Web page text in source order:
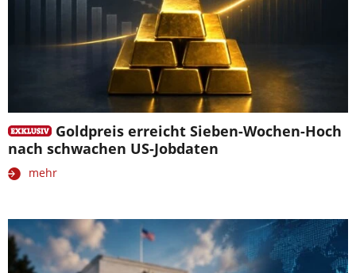
Goldpreis erreicht Sieben-Wochen-Hoch
nach schwachen US-Jobdaten
mehr